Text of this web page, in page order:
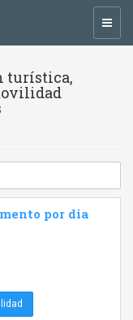
turística,
por dia